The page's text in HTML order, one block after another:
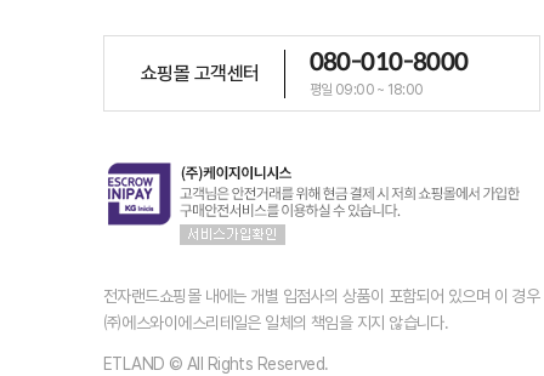
쇼핑몰 고객센터 080-010-8000
평일 09:00 ~ 18:00
전자랜드쇼핑몰 내에는 개별 입점사의 상품이 포함되어 있으며 이 경
㈜에스와이에스리테일은 일체의 책임을 지지 않습니다.
ETLAND © All Rights Reserved.